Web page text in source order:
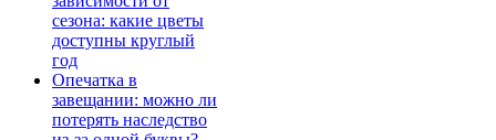
сезона: какие цветы
доступны круглый
год
Опечатка в
завещании: можно ли
потерять наследство